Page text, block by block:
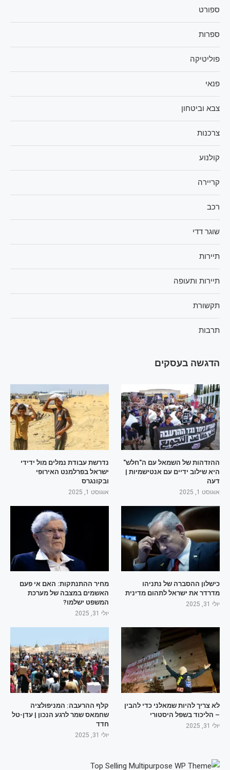
ספורט
ספרות
פוליטיקה
פנאי
צבא וביטחון
צרכנות
קולנוע
קריירה
רכב
שוגר דדי
תיירות
תיירות ותעופה
תקשורת
תרבות
הדגשה בעסקים
ההזדהות של השמאל עם ה"חלש"
היא שילוב ידיים עם אנטישמיות |
דעה
אוגוסט 1, 2025
נדרשת עבודת נמלים מול ידידי
ישראל בפרלמנט האירופי
ובקונגרס
אוגוסט 1, 2025
כישלון ההסברה של נתניהו
מדרדר את ישראל לתהום מדינית
יולי 31, 2025
מחיר ההתנתקות: האם אי פעם
האשמים במצבה של מערכת
המשפט ישלמו?
יולי 31, 2025
לא צריך להיות שמאלני כדי להבין
– הליכוד בשפל היסטורי
יולי 31, 2025
קלף ההרעבה: המניפולציה
שחמאס שמר לרגע הנכון | עדן-טל
חדד
יולי 31, 2025